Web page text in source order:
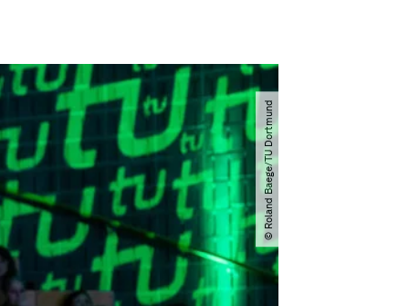
© Roland Baege​/​TU Dortmund